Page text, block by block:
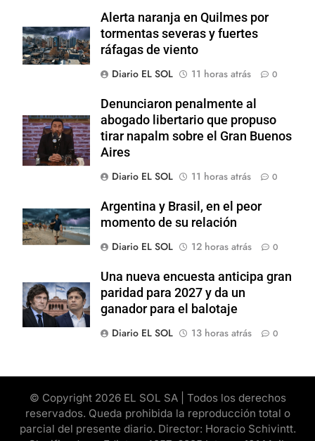
Alerta naranja en Quilmes por
tormentas severas y fuertes
ráfagas de viento
Diario EL SOL
11 horas atrás 0
Denunciaron penalmente al
abogado libertario que propuso
tirar napalm sobre el Gran Buenos
Aires
Diario EL SOL
11 horas atrás 0
Argentina y Brasil, en el peor
momento de su relación
Diario EL SOL
12 horas atrás 0
Una nueva encuesta anticipa gran
paridad para 2027 y da un
ganador para el balotaje
Diario EL SOL
13 horas atrás 0
© Copyright 2026 EL SOL SA | Todos los derechos
reservados. Queda prohibida la reproducción total o
parcial del presente diario. Director: Horacio Schivintt.